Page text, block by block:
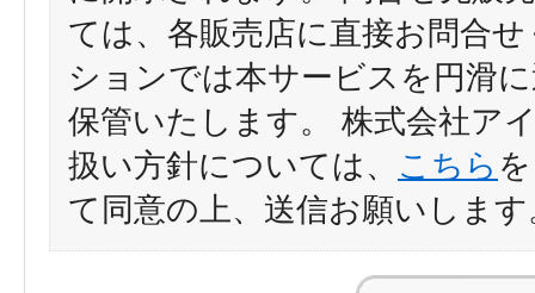
ては、各販売店に直接お問合
ションでは本サービスを円滑
保管いたします。 株式会社ア
扱い方針については、 こちら
て同意の上、送信お願いします